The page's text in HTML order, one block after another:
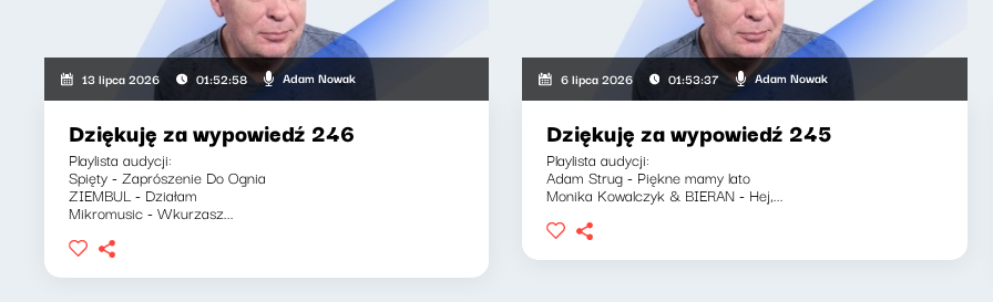
13 lipca 2026 01:52:58 Adam Nowak
Dziękuję za wypowiedź 246
Playlista audycji:
Spięty - Zaprószenie Do Ognia
ZIEMBUL - Działam
Mikromusic - Wkurzasz...
6 lipca 2026 01:53:37 Adam Nowak
Dziękuję za wypowiedź 245
Playlista audycji:
Adam Strug - Piękne mamy lato
Monika Kowalczyk & BIERAN - Hej,...